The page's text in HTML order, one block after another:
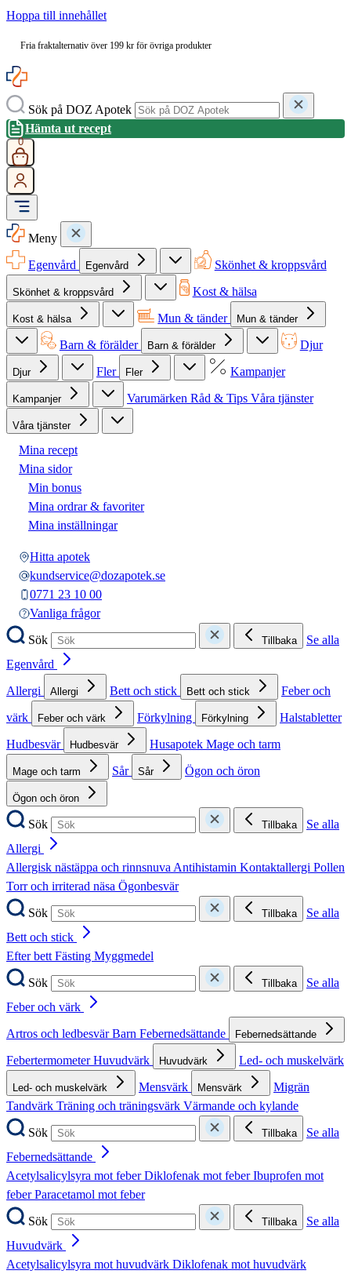
Hoppa till innehållet
Fria fraktalternativ över 199 kr för övriga produkter
Sök på DOZ Apotek
Hämta ut recept
0
Meny
Egenvård
Egenvård Skönhet & kroppsvård
Skönhet & kroppsvård Kost & hälsa
Kost & hälsa Mun & tänder Mun & tänder
Barn & förälder Barn & förälder Djur
Djur Fler Fler Kampanjer
Kampanjer Varumärken Råd & Tips Våra tjänster
Våra tjänster
Mina recept
Mina sidor
Min bonus
Mina ordrar & favoriter
Mina inställningar
Hitta apotek
kundservice@dozapotek.se
0771 23 10 00
Vanliga frågor
Sök
Tillbaka
Se alla
Egenvård
Allergi
Allergi Bett och stick Bett och stick
Feber och
värk
Feber och värk Förkylning Förkylning
Halstabletter
Hudbesvär
Hudbesvär Husapotek Mage och tarm
Mage och tarm Sår Sår Ögon och öron
Ögon och öron
Sök Tillbaka
Se alla
Allergi
Allergisk nästäppa och rinnsnuvaAntihistamin Kontaktallergi Pollen
Torr och irriterad näsa Ögonbesvär
Sök
Tillbaka
Se alla
Bett och stick
Efter bettFästing Myggmedel
Sök
Tillbaka
Se alla
Feber och värk
Artros och ledbesvärBarn Febernedsättande Febernedsättande
FebertermometerHuvudvärk Huvudvärk Led- och muskelvärk
Led- och muskelvärk Mensvärk Mensvärk
Migrän
Tandvärk Träning och träningsvärk Värmande och kylande
Sök
Tillbaka
Se alla
Febernedsättande
Acetylsalicylsyra mot feberDiklofenak mot feberIbuprofen mot
feberParacetamol mot feber
Sök
Tillbaka
Se alla
Huvudvärk
Acetylsalicylsyra mot huvudvärk Diklofenak mot huvudvärk